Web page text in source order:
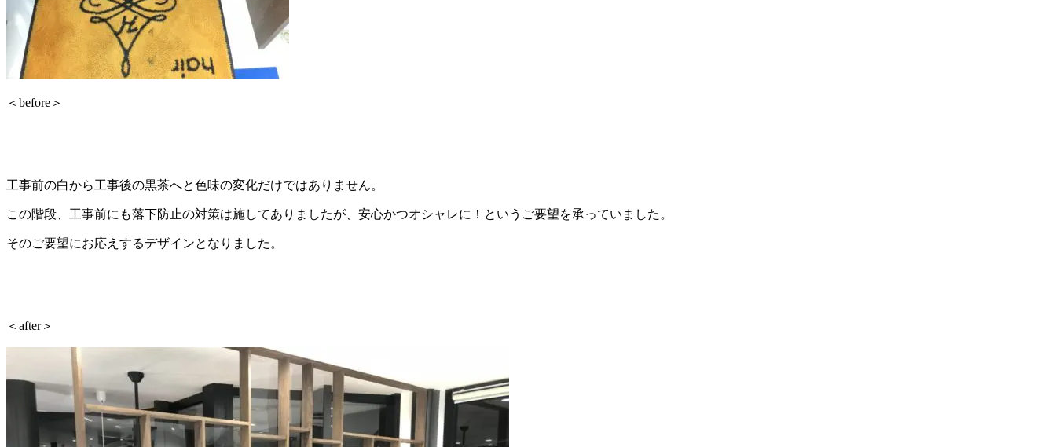
＜before＞
工事前の白から工事後の黒茶へと色味の変化だけではありません。
この階段、工事前にも落下防止の対策は施してありましたが、安心かつオシャレに！というご要望を承っていました。
そのご要望にお応えするデザインとなりました。
＜after＞